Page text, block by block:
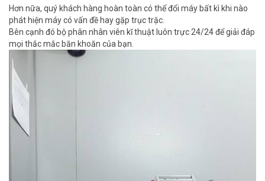
Hơn nữa, quý khách hàng hoàn toàn có thể đổi máy bất kì khi nào
phát hiện máy có vấn đề hay gặp trục trặc.
Bên cạnh đó bộ phân nhân viên kĩ thuật luôn trực 24/24 để giải đáp
mọi thắc mắc băn khoăn của bạn.